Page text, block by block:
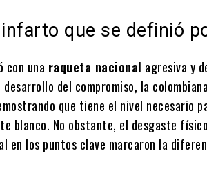
que se definió
con una raqueta nacional agresiva y
del compromiso, la
que tiene el nivel necesario
blanco. No obstante, el desgaste
en los puntos clave marcaron la